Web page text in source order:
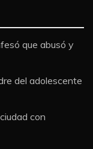
que abusó y
del adolescente
con